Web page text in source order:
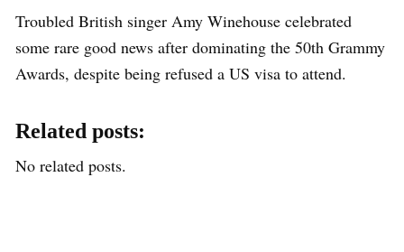
Troubled British singer Amy Winehouse celebrated
some rare good news after dominating the 50th Grammy
Awards, despite being refused a US visa to attend.
Related posts:
No related posts.